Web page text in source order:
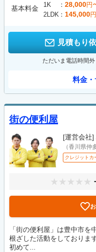
基本料金 1K 28,000円
2LDK
145,000
見積もり
ただいま電話時間
料金
街の便利屋
[運営会社]
（香川県仲
クレジットカ
「街の便利屋」は豊中市
根ざした活動をしております
初めて...